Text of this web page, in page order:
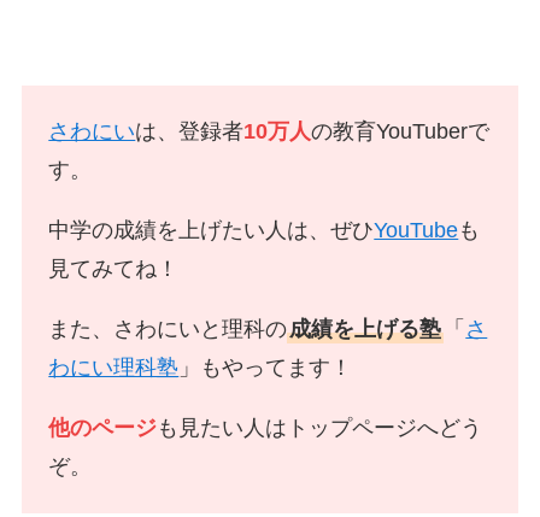
さわにいは、登録者10万人の教育YouTuberで
す。
中学の成績を上げたい人は、ぜひYouTubeも
見てみてね！
また、さわにいと理科の成績を上げる塾 「 さ
わにい理科塾 」もやってます！
他のページも見たい人はトップページへどう
ぞ。